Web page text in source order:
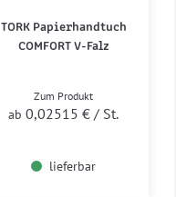
TORK Papierhandtuch
COMFORT V-Falz
Zum Produkt
ab 0,02515 € / St.
lieferbar